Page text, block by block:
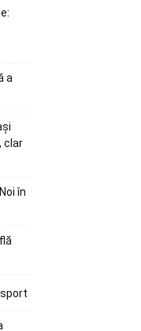
a
clar
în